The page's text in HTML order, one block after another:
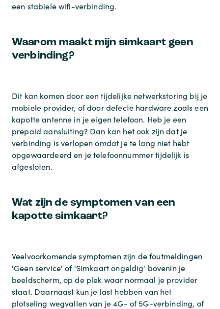
een stabiele wifi-verbinding.
Waarom maakt mijn simkaart geen
verbinding?
Dit kan komen door een tijdelijke netwerkstoring bij je
mobiele provider, of door defecte hardware zoals een
kapotte antenne in je eigen telefoon. Heb je een
prepaid aansluiting? Dan kan het ook zijn dat je
verbinding is verlopen omdat je te lang niet hebt
opgewaardeerd en je telefoonnummer tijdelijk is
afgesloten.
Wat zijn de symptomen van een
kapotte simkaart?
Veelvoorkomende symptomen zijn de foutmeldingen
'Geen service' of 'Simkaart ongeldig' bovenin je
beeldscherm, op de plek waar normaal je provider
staat. Daarnaast kun je last hebben van het
plotseling wegvallen van je 4G- of 5G-verbinding, of